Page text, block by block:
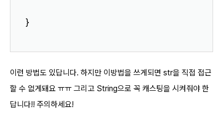
}
이런 방법도 있답니다. 하지만 이방법을 쓰게되면 str을 직접 접근
할 수 없게돼요 ㅠㅠ 그리고 String으로 꼭 캐스팅을 시켜줘야 한
답니다!! 주의하세요!